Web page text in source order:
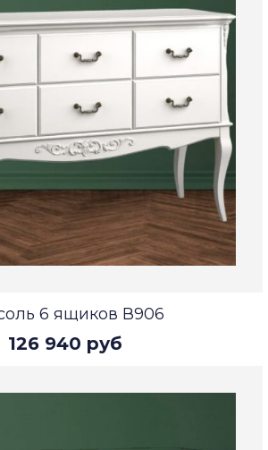
6 ящиков В906
126 940 руб